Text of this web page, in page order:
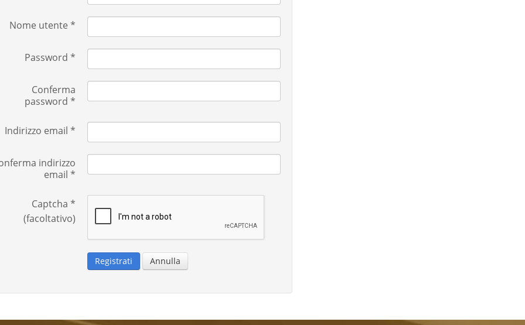
Nome utente *
Password *
Conferma
password *
Indirizzo email *
indirizzo
email *
Captcha *
(facoltativo)
Registrati Annulla